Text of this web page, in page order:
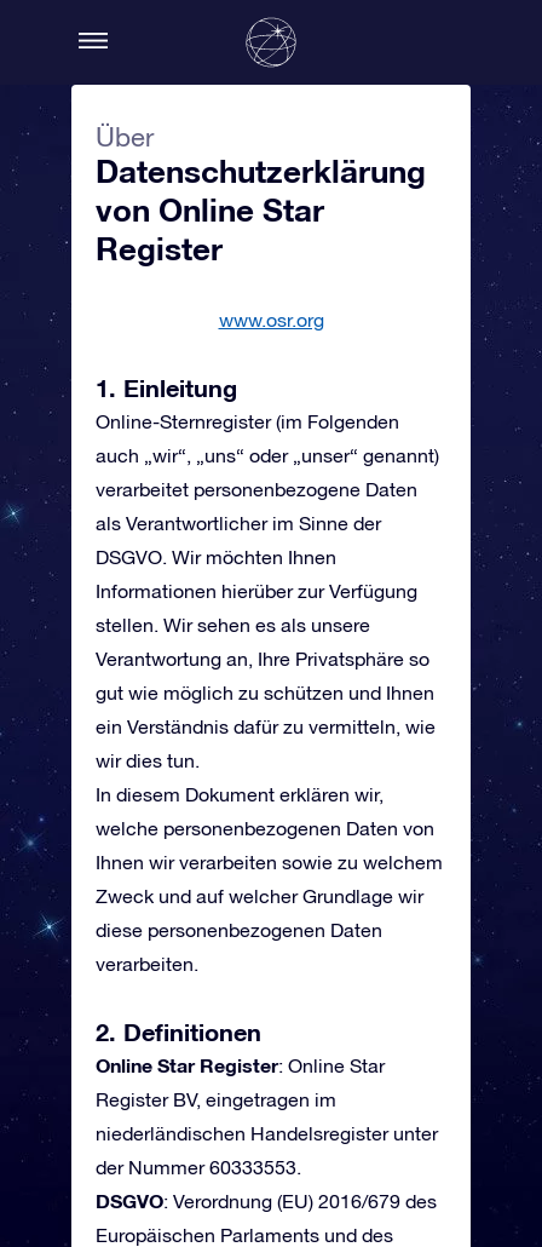
Über
Datenschutzerklärung
von Online Star
Register
www.osr.org
1. Einleitung
Online-Sternregister (im Folgenden
auch „wir“, „uns“ oder „unser“ genannt)
verarbeitet personenbezogene Daten
als Verantwortlicher im Sinne der
DSGVO. Wir möchten Ihnen
Informationen hierüber zur Verfügung
stellen. Wir sehen es als unsere
Verantwortung an, Ihre Privatsphäre so
gut wie möglich zu schützen und Ihnen
ein Verständnis dafür zu vermitteln, wie
wir dies tun.
In diesem Dokument erklären wir,
welche personenbezogenen Daten von
Ihnen wir verarbeiten sowie zu welchem
Zweck und auf welcher Grundlage wir
diese personenbezogenen Daten
verarbeiten.
2. Definitionen
Online Star Register: Online Star
Register BV, eingetragen im
niederländischen Handelsregister unter
der Nummer 60333553.
DSGVO: Verordnung (EU) 2016/679 des
Europäischen Parlaments und des